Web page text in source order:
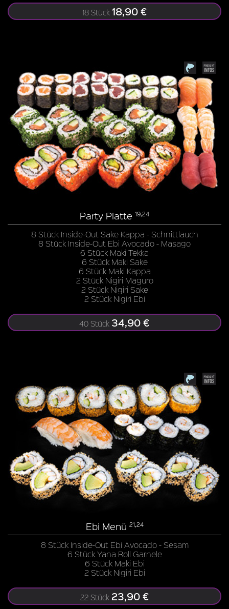
18 Stück 18,90 €
Party Platte 19,24
8 Stück Inside-Out Sake Kappa - Schnittlauch
8 Stück Inside-Out Ebi Avocado - Masago
6 Stück Maki Tekka
6 Stück Maki Sake
6 Stück Maki Kappa
2 Stück Nigiri Maguro
2 Stück Nigiri Sake
2 Stück Nigiri Ebi
40 Stück 34,90 €
Ebi Menü 21,24
8 Stück Inside-Out Ebi Avocado - Sesam
6 Stück Yana Roll Garnele
6 Stück Maki Ebi
2 Stück Nigiri Ebi
22 Stück 23,90 €